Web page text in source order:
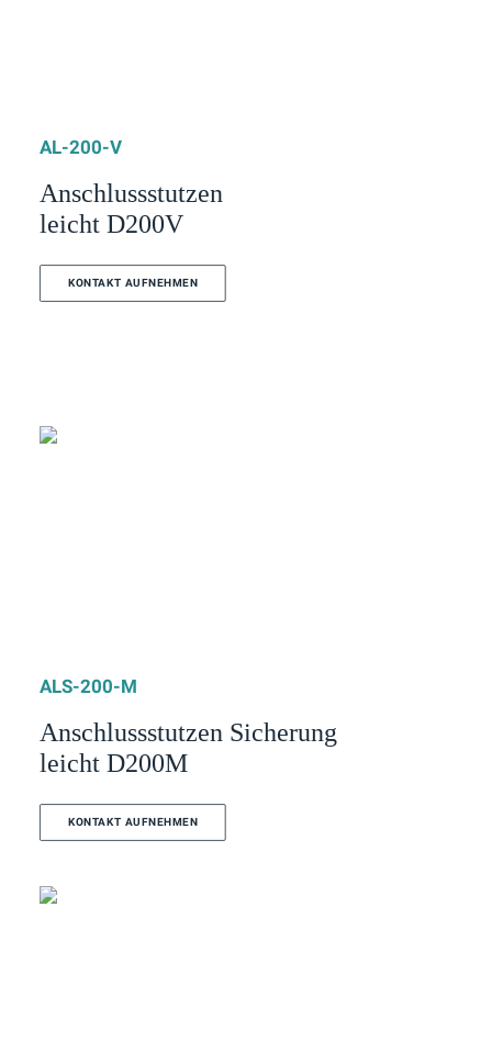
AL-200-V
Anschlussstutzen
leicht D200V
KONTAKT AUFNEHMEN
ALS-200-M
Anschlussstutzen Sicherung
leicht D200M
KONTAKT AUFNEHMEN